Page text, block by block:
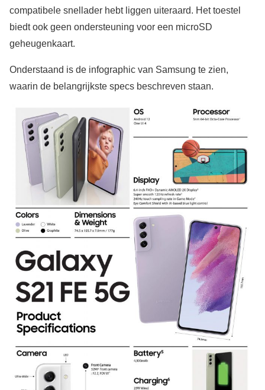
compatibele snellader hebt liggen uiteraard. Het toestel
biedt ook geen ondersteuning voor een microSD
geheugenkaart.
Onderstaand is de infographic van Samsung te zien,
waarin de belangrijkste specs beschreven staan.